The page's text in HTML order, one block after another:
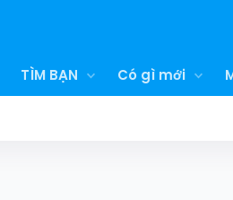
TÌM BẠN Có gì mới